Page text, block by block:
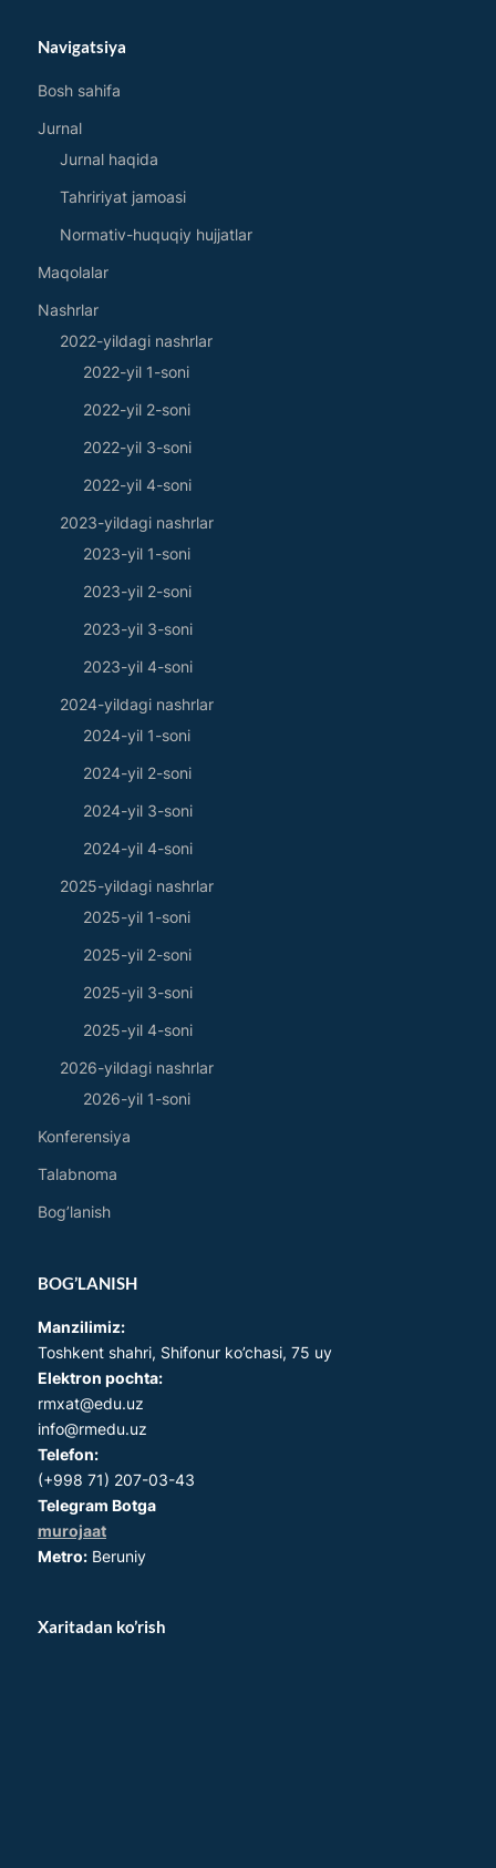
Navigatsiya
Bosh sahifa
Jurnal
Jurnal haqida
Tahririyat jamoasi
Normativ-huquqiy hujjatlar
Maqolalar
Nashrlar
2022-yildagi nashrlar
2022-yil 1-soni
2022-yil 2-soni
2022-yil 3-soni
2022-yil 4-soni
2023-yildagi nashrlar
2023-yil 1-soni
2023-yil 2-soni
2023-yil 3-soni
2023-yil 4-soni
2024-yildagi nashrlar
2024-yil 1-soni
2024-yil 2-soni
2024-yil 3-soni
2024-yil 4-soni
2025-yildagi nashrlar
2025-yil 1-soni
2025-yil 2-soni
2025-yil 3-soni
2025-yil 4-soni
2026-yildagi nashrlar
2026-yil 1-soni
Konferensiya
Talabnoma
Bog’lanish
BOG’LANISH
Manzilimiz:
Toshkent shahri, Shifonur ko’chasi, 75 uy
Elektron pochta:
rmxat@edu.uz
info@rmedu.uz
Telefon:
(+998 71) 207-03-43
Telegram Botga
murojaat
Metro: Beruniy
Xaritadan ko’rish